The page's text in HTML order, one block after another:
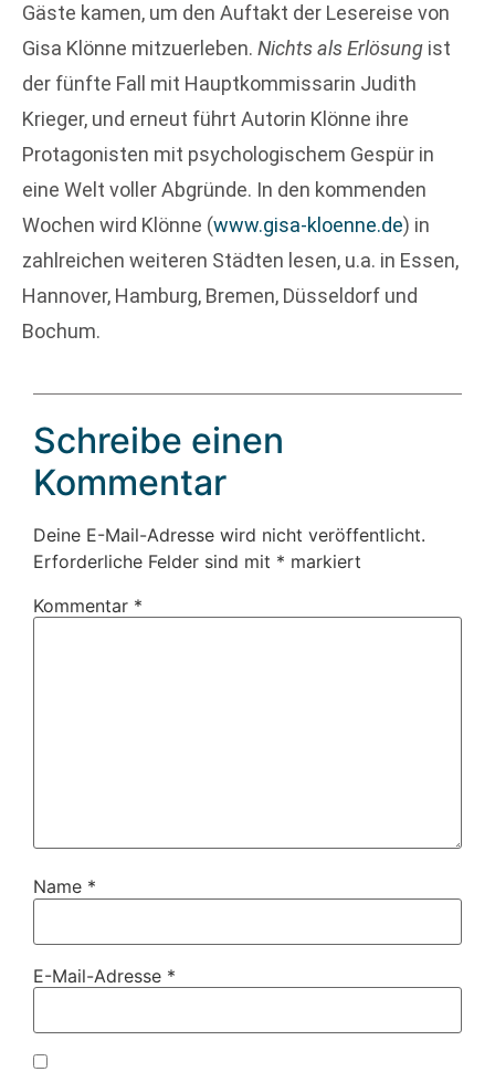
Gäste kamen, um den Auftakt der Lesereise von
Gisa Klönne mitzuerleben. Nichts als Erlösung ist
der fünfte Fall mit Hauptkommissarin Judith
Krieger, und erneut führt Autorin Klönne ihre
Protagonisten mit psychologischem Gespür in
eine Welt voller Abgründe. In den kommenden
Wochen wird Klönne (www.gisa-kloenne.de) in
zahlreichen weiteren Städten lesen, u.a. in Essen,
Hannover, Hamburg, Bremen, Düsseldorf und
Bochum.
Schreibe einen
Kommentar
Deine E-Mail-Adresse wird nicht veröffentlicht.
Erforderliche Felder sind mit * markiert
Kommentar *
Name *
E-Mail-Adresse *